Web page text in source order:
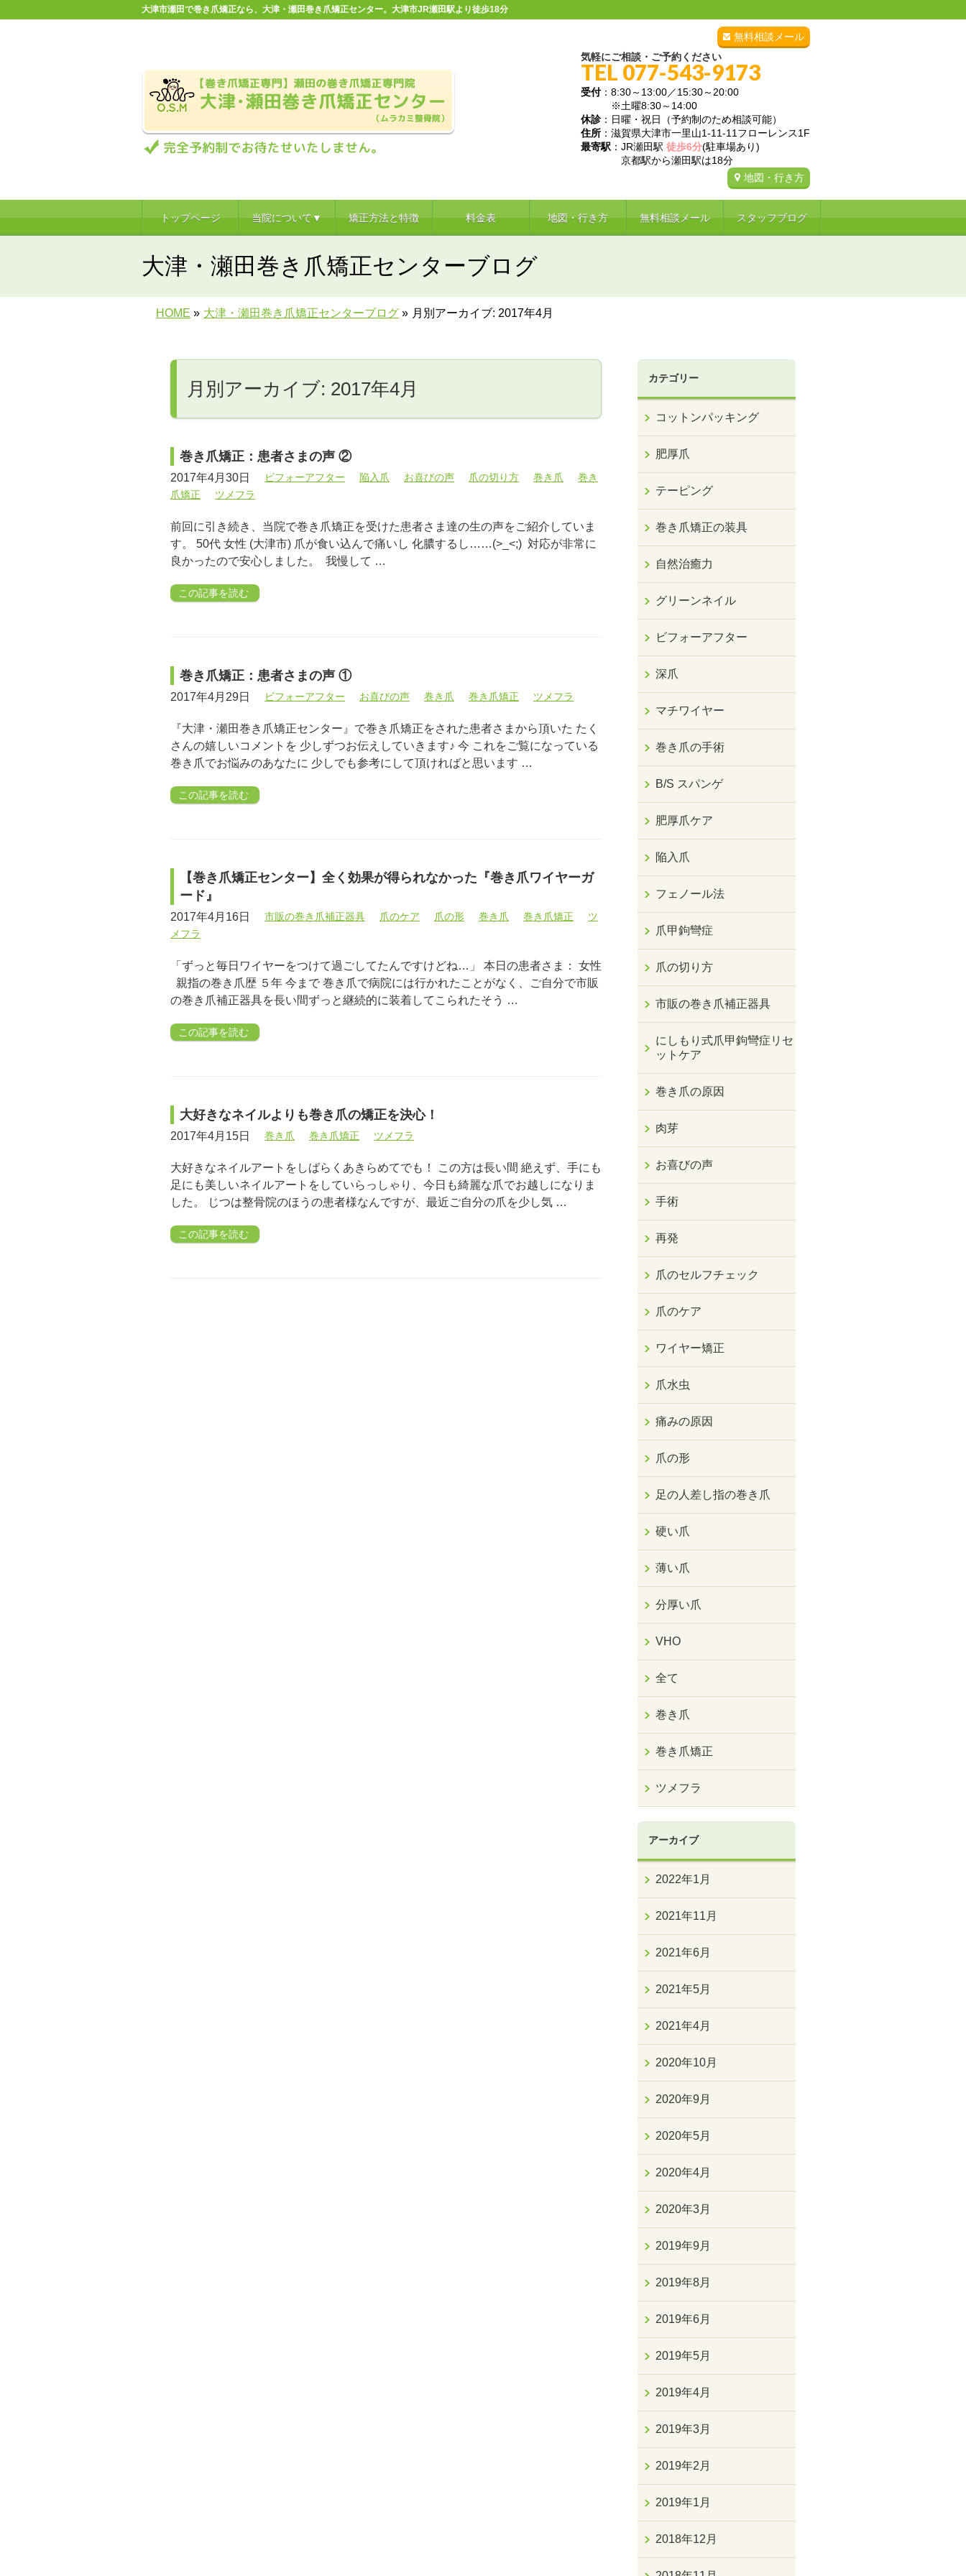
大津市瀬田で巻き爪矯正なら、大津・瀬田巻き爪矯正センター。大津市JR瀬田駅より徒歩18分
無料相談メール
気軽にご相談・ご予約ください
TEL 077-543-9173
受付：8:30～13:00／15:30～20:00
※土曜8:30～14:00
休診：日曜・祝日（予約制のため相談可能）
住所 ：滋賀県大津市一里山1-11-11フローレンス1F
最寄駅 ：JR瀬田駅 徒歩6分(駐車場あり)
京都駅から瀬田駅は18分
地図・行き方
トップページ 当院について▼ 矯正方法と特徴 料金表 地図・行き方 無料相談メール スタッフブログ
大津・瀬田巻き爪矯正センターブログ
HOME » 大津・瀬田巻き爪矯正センターブログ » 月別アーカイブ: 2017年4月
月別アーカイブ: 2017年4月
巻き爪矯正：患者さまの声 ②
2017年4月30日 ビフォーアフター 陥入爪 お喜びの声 爪の切り方 巻き爪
巻き
爪矯正
ツメフラ
前回に引き続き、当院で巻き爪矯正を受けた患者さま達の生の声をご紹介していま
す。 50代 女性 (大津市) 爪が食い込んで痛いし 化膿するし……(>_<;) 対応が非常に
良かったので安心しました。 我慢して …
この記事を読む
巻き爪矯正：患者さまの声 ①
2017年4月29日 ビフォーアフター お喜びの声 巻き爪 巻き爪矯正 ツメフラ
『大津・瀬田巻き爪矯正センター』で巻き爪矯正をされた患者さまから頂いた たく
さんの嬉しいコメントを 少しずつお伝えしていきます♪ 今 これをご覧になっている
巻き爪でお悩みのあなたに 少しでも参考にして頂ければと思います …
この記事を読む
【巻き爪矯正センター】全く効果が得られなかった『巻き爪ワイヤーガ
ード』
2017年4月16日 市販の巻き爪補正器具 爪のケア 爪の形 巻き爪 巻き爪矯正
ツ
メフラ
「ずっと毎日ワイヤーをつけて過ごしてたんですけどね…」 本日の患者さま： 女性
親指の巻き爪歴 ５年 今まで 巻き爪で病院には行かれたことがなく、ご自分で市販
の巻き爪補正器具を長い間ずっと継続的に装着してこられたそう …
この記事を読む
大好きなネイルよりも巻き爪の矯正を決心！
2017年4月15日 巻き爪 巻き爪矯正 ツメフラ
大好きなネイルアートをしばらくあきらめてでも！ この方は長い間 絶えず、手にも
足にも美しいネイルアートをしていらっしゃり、今日も綺麗な爪でお越しになりま
した。 じつは整骨院のほうの患者様なんですが、最近ご自分の爪を少し気 …
この記事を読む
カテゴリー
コットンパッキング
肥厚爪
テーピング
巻き爪矯正の装具
自然治癒力
グリーンネイル
ビフォーアフター
深爪
マチワイヤー
巻き爪の手術
B/S スパンゲ
肥厚爪ケア
陥入爪
フェノール法
爪甲鉤彎症
爪の切り方
市販の巻き爪補正器具
にしもり式爪甲鉤彎症リセ
ットケア
巻き爪の原因
肉芽
お喜びの声
手術
再発
爪のセルフチェック
爪のケア
ワイヤー矯正
爪水虫
痛みの原因
爪の形
足の人差し指の巻き爪
硬い爪
薄い爪
分厚い爪
VHO
全て
巻き爪
巻き爪矯正
ツメフラ
アーカイブ
2022年1月
2021年11月
2021年6月
2021年5月
2021年4月
2020年10月
2020年9月
2020年5月
2020年4月
2020年3月
2019年9月
2019年8月
2019年6月
2019年5月
2019年4月
2019年3月
2019年2月
2019年1月
2018年12月